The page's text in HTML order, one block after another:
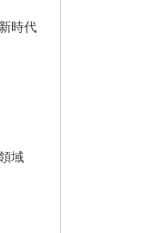
時代
域